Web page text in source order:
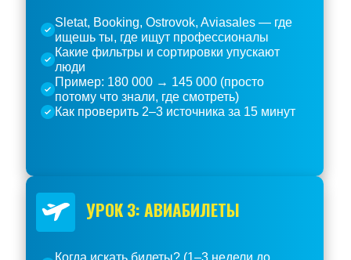
Sletat, Booking, Ostrovok, Aviasales — где
ищешь ты, где ищут профессионалы
Какие фильтры и сортировки упускают
люди
Пример: 180 000 → 145 000 (просто
потому что знали, где смотреть)
Как проверить 2–3 источника за 15 минут
Когда искать билеты? (1–3 недели до
УРОК 3: АВИАБИЛЕТЫ